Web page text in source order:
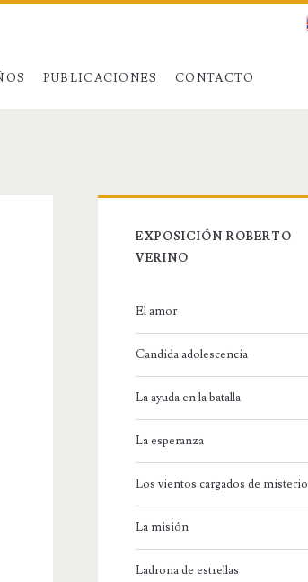
PUBLICACIONES CONTACTO
EXPOSICIÓN ROBERTO
VERINO
El amor
Candida adolescencia
La ayuda en la batalla
La esperanza
Los vientos cargados de misterio
La misión
Ladrona de estrellas